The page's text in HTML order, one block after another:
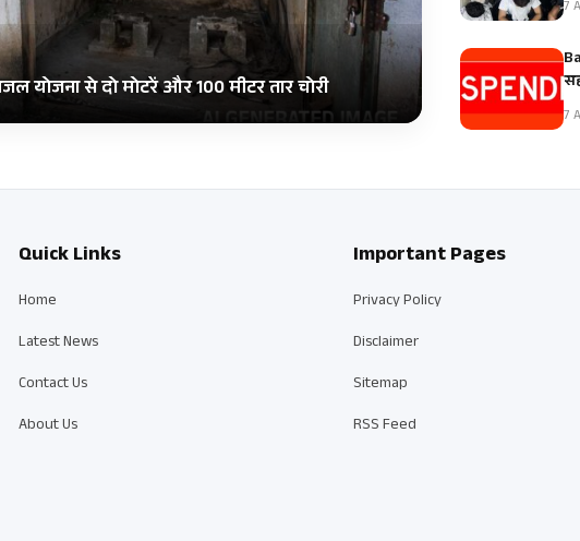
योजना से दो मोटरें और 100 मीटर तार चोरी
7
7
Quick Links
Home
Latest News
Contact Us
About Us
Important Pages
Privacy Policy
Disclaimer
Sitemap
RSS Feed